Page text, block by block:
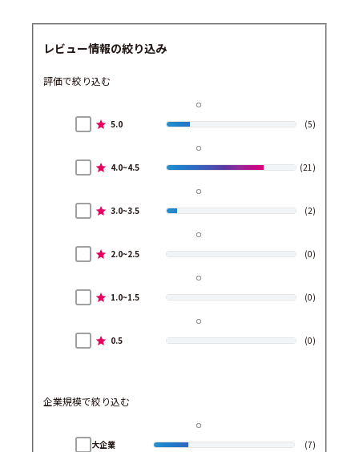
レビュー情報の絞り込み
評価で絞り込む
5.0 (5)
4.0~4.5 (21)
3.0~3.5 (2)
2.0~2.5 (0)
1.0~1.5 (0)
0.5 (0)
企業規模で絞り込む
大企業 (7)